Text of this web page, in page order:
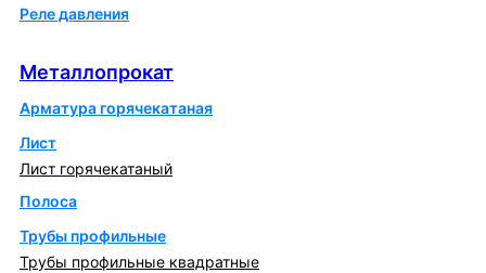
Реле давления
Металлопрокат
Арматура горячекатаная
Лист
Лист горячекатаный
Полоса
Трубы профильные
Трубы профильные квадратные